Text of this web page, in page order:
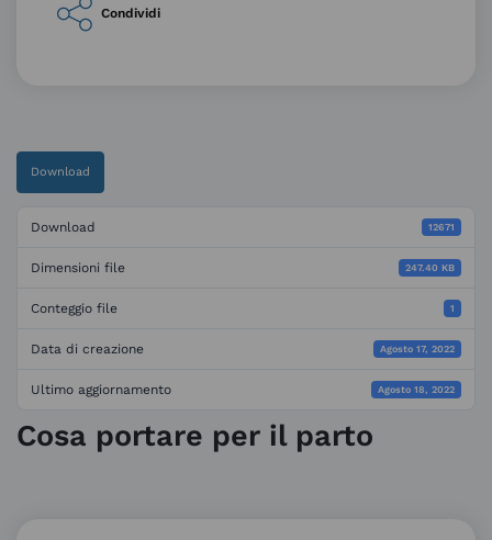
Condividi
Download
Download 12671
Dimensioni file 247.40 KB
Conteggio file 1
Data di creazione Agosto 17, 2022
Ultimo aggiornamento Agosto 18, 2022
Cosa portare per il parto